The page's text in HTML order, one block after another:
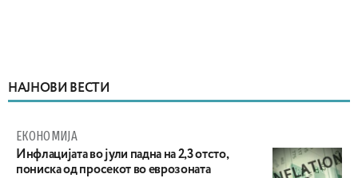
НАЈНОВИ ВЕСТИ
ЕКОНОМИЈА
Инфлацијата во јули падна на 2,3 отсто,
пониска од просекот во еврозоната